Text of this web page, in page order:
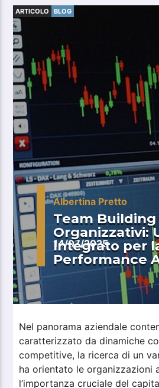
ARTICOLO BLOG
Albertina Pretto
14/07/2025
Team Building
Organizzativi:
Integrato per
Performance
Nel panorama aziendale
caratterizzato da dinamiche
competitive, la ricerca di un
ha orientato le organizzazioni
l’importanza cruciale del